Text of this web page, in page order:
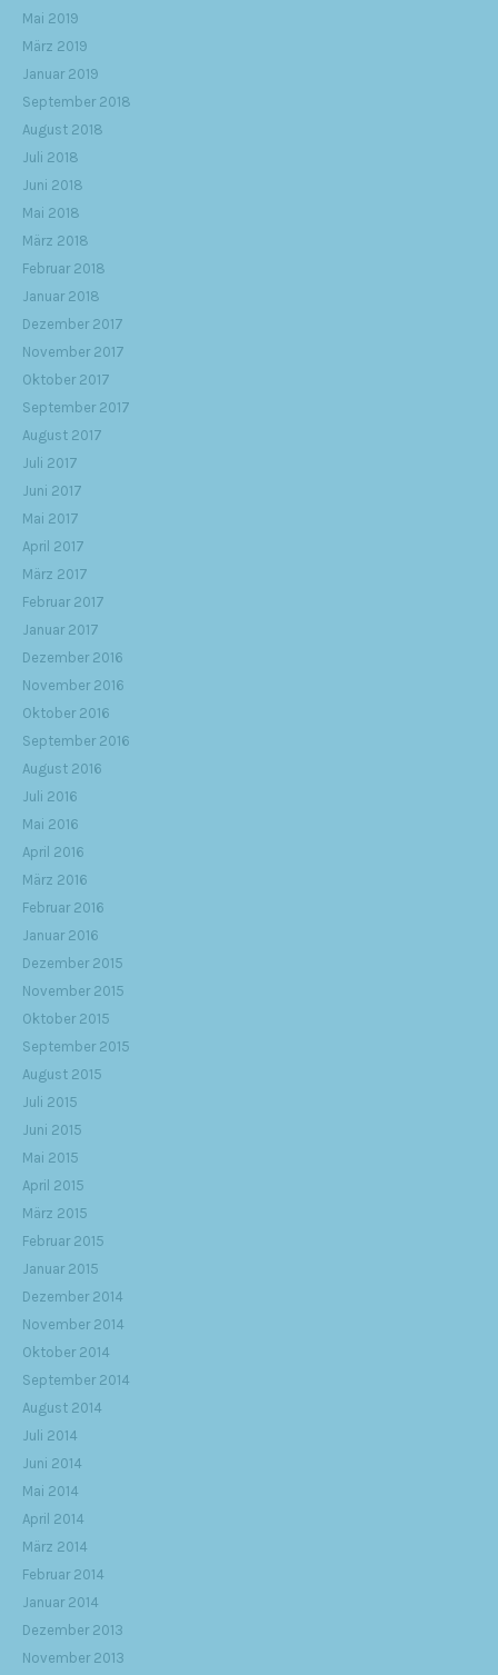
Mai 2019
März 2019
Januar 2019
September 2018
August 2018
Juli 2018
Juni 2018
Mai 2018
März 2018
Februar 2018
Januar 2018
Dezember 2017
November 2017
Oktober 2017
September 2017
August 2017
Juli 2017
Juni 2017
Mai 2017
April 2017
März 2017
Februar 2017
Januar 2017
Dezember 2016
November 2016
Oktober 2016
September 2016
August 2016
Juli 2016
Mai 2016
April 2016
März 2016
Februar 2016
Januar 2016
Dezember 2015
November 2015
Oktober 2015
September 2015
August 2015
Juli 2015
Juni 2015
Mai 2015
April 2015
März 2015
Februar 2015
Januar 2015
Dezember 2014
November 2014
Oktober 2014
September 2014
August 2014
Juli 2014
Juni 2014
Mai 2014
April 2014
März 2014
Februar 2014
Januar 2014
Dezember 2013
November 2013